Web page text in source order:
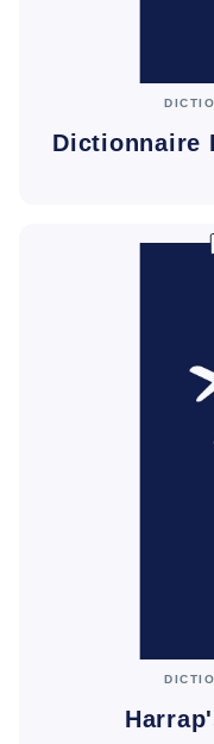
Dictionnaire